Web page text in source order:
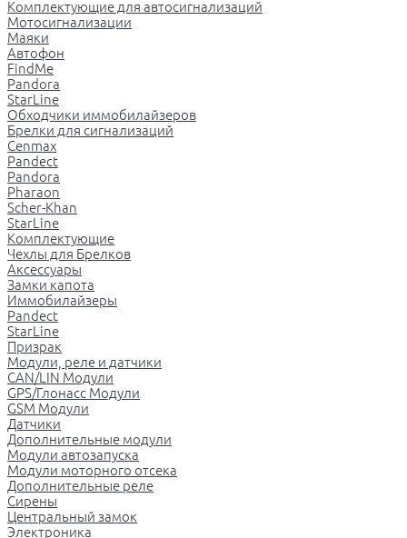
Комплектующие для автосигнализаций
Мотосигнализации
Маяки
Автофон
FindMe
Pandora
StarLine
Обходчики иммобилайзеров
Брелки для сигнализаций
Cenmax
Pandect
Pandora
Pharaon
Scher-Khan
StarLine
Комплектующие
Чехлы для Брелков
Аксессуары
Замки капота
Иммобилайзеры
Pandect
StarLine
Призрак
Модули, реле и датчики
CAN/LIN Модули
GPS/Глонасс Модули
GSM Модули
Датчики
Дополнительные модули
Модули автозапуска
Модули моторного отсека
Дополнительные реле
Сирены
Центральный замок
Электроника